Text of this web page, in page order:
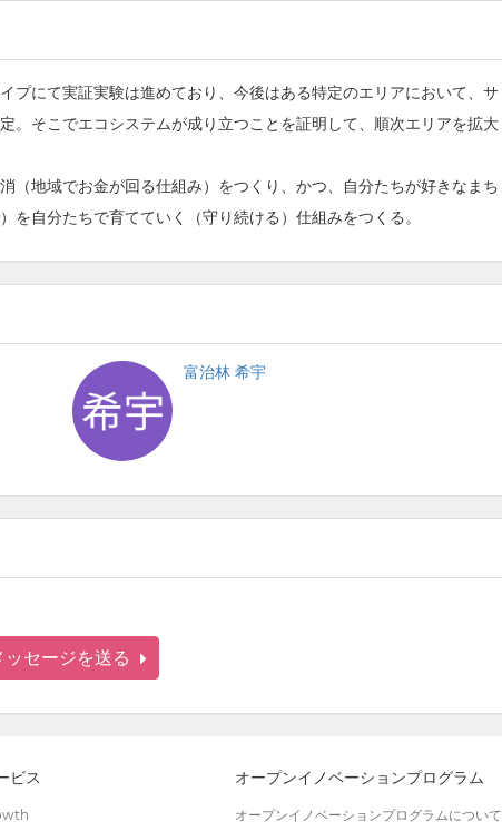
プにて実証実験は進めており、今後はある特定のエリアにおいて、サ
。そこでエコシステムが成り立つことを証明して、順次エリアを拡大
（地域でお金が回る仕組み）をつくり、かつ、自分たちが好きなまち
）を自分たちで育てていく（守り続ける）仕組みをつくる。
富治林 希宇
ッセージを送る
ビス オープンイノベーションプログラム
オープンイノベーションプログラムについて